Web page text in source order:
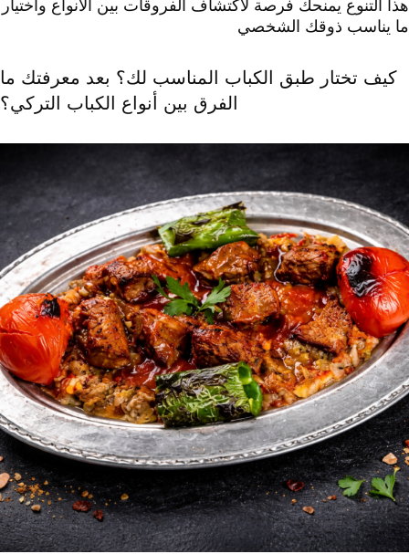
هذا التنوع يمنحك فرصة لاكتشاف الفروقات بين الأنواع واختيار
ما يناسب ذوقك الشخصي
كيف تختار طبق الكباب المناسب لك؟ بعد معرفتك ما
الفرق بين أنواع الكباب التركي؟